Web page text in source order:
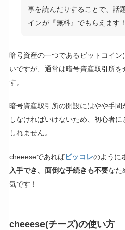
事を読んだりすることで、話
インが『無料』でもらえます！
暗号資産の一つであるビットコイ
いですが、通常は暗号資産取引所
す。
暗号資産取引所の開設にはやや手
しなければいけないため、初心者
しれません。
cheeeseであればビッコレのように
入手でき、面倒な手続きも不要なた
気です！
cheeese(チーズ)の使い方